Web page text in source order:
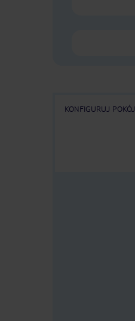
KONFIGURUJ POKÓJ